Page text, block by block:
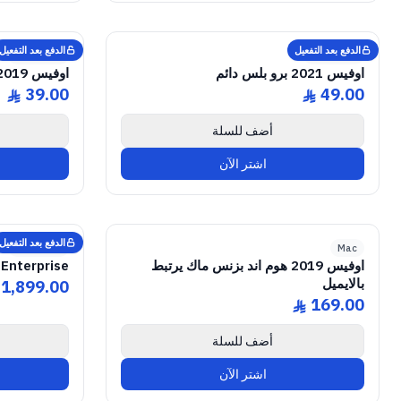
الدفع بعد التفعيل
GENUINE SOFTWARE LICENSE
Office
2021 Pro Plus
Windows • 1 Device • Lifetime
Microsoft
اوفيس 2021 برو بلس دائم
ê 49.00
أضف للسلة
اشتر الآن
الدفع بعد التفعيل
Microsoft
اوفيس 2019 برو بلس دائم
ê 39.00
GENUINE SOFTWARE LICENSE
Office
2019 Home & Business
Mac
اوفيس 2019 هوم اند بزنس ماك يرتبط
بالايميل
ê 169.00
أضف للسلة
اشتر الآن
الدفع بعد التفعيل
Microsoft
1,899.00